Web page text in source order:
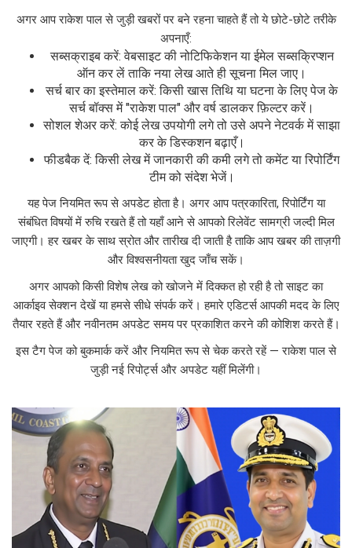
अगर आप राकेश पाल से जुड़ी खबरों पर बने रहना चाहते हैं तो ये छोटे-छोटे तरीके
अपनाएँ:
सब्सक्राइब करें: वेबसाइट की नोटिफिकेशन या ईमेल सब्सक्रिप्शन
ऑन कर लें ताकि नया लेख आते ही सूचना मिल जाए।
सर्च बार का इस्तेमाल करें: किसी खास तिथि या घटना के लिए पेज के
सर्च बॉक्स में "राकेश पाल" और वर्ष डालकर फ़िल्टर करें।
सोशल शेअर करें: कोई लेख उपयोगी लगे तो उसे अपने नेटवर्क में साझा
कर के डिस्कशन बढ़ाएँ।
फीडबैक दें: किसी लेख में जानकारी की कमी लगे तो कमेंट या रिपोर्टिंग
टीम को संदेश भेजें।
यह पेज नियमित रूप से अपडेट होता है। अगर आप पत्रकारिता, रिपोर्टिंग या
संबंधित विषयों में रुचि रखते हैं तो यहाँ आने से आपको रिलेवेंट सामग्री जल्दी मिल
जाएगी। हर खबर के साथ स्रोत और तारीख दी जाती है ताकि आप खबर की ताज़गी
और विश्वसनीयता खुद जाँच सकें।
अगर आपको किसी विशेष लेख को खोजने में दिक्कत हो रही है तो साइट का
आर्काइव सेक्शन देखें या हमसे सीधे संपर्क करें। हमारे एडिटर्स आपकी मदद के लिए
तैयार रहते हैं और नवीनतम अपडेट समय पर प्रकाशित करने की कोशिश करते हैं।
इस टैग पेज को बुकमार्क करें और नियमित रूप से चेक करते रहें — राकेश पाल से
जुड़ी नई रिपोर्ट्स और अपडेट यहीं मिलेंगी।